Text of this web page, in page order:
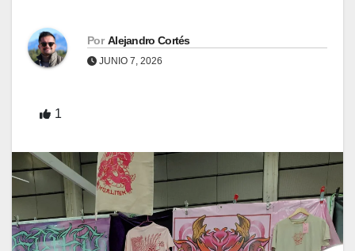
Por Alejandro Cortés
JUNIO 7, 2026
1